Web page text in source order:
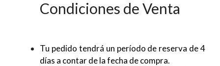
Condiciones de Venta
Tu pedido tendrá un período de reserva de 4
días a contar de la fecha de compra.